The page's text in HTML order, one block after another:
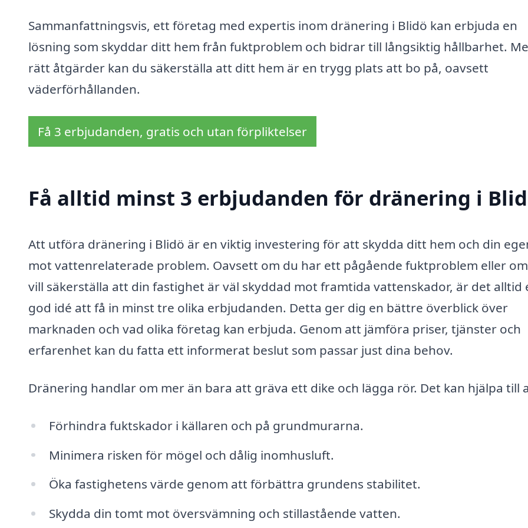
Sammanfattningsvis, ett företag med expertis inom dränering i Blidö kan erbjuda en
lösning som skyddar ditt hem från fuktproblem och bidrar till långsiktig hållbarhet.
rätt åtgärder kan du säkerställa att ditt hem är en trygg plats att bo på, oavsett
väderförhållanden.
Få 3 erbjudanden, gratis och utan förpliktelser
Få alltid minst 3 erbjudanden för dränering i
Att utföra dränering i Blidö är en viktig investering för att skydda ditt hem och din
mot vattenrelaterade problem. Oavsett om du har ett pågående fuktproblem eller
vill säkerställa att din fastighet är väl skyddad mot framtida vattenskador, är det alltid
god idé att få in minst tre olika erbjudanden. Detta ger dig en bättre överblick över
marknaden och vad olika företag kan erbjuda. Genom att jämföra priser, tjänster och
erfarenhet kan du fatta ett informerat beslut som passar just dina behov.
Dränering handlar om mer än bara att gräva ett dike och lägga rör. Det kan hjälpa till
Förhindra fuktskador i källaren och på grundmurarna.
Minimera risken för mögel och dålig inomhusluft.
Öka fastighetens värde genom att förbättra grundens stabilitet.
Skydda din tomt mot översvämning och stillastående vatten.